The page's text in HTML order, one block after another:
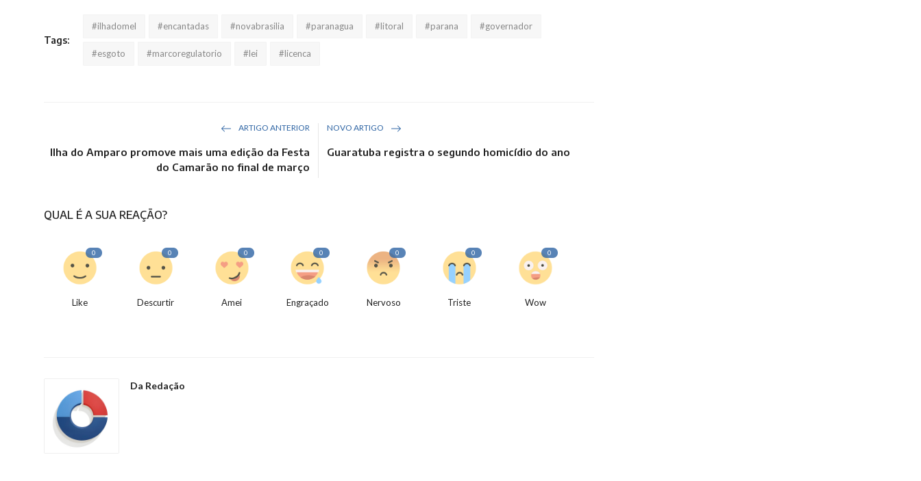
Tags:
#ilhadomel #encantadas #novabrasilia #paranagua #litoral #parana #governador
#esgoto #marcoregulatorio #lei #licenca
ARTIGO ANTERIOR
Ilha do Amparo promove mais uma edição da Festa
do Camarão no final de março
NOVO ARTIGO
Guaratuba registra o segundo homicídio do ano
QUAL É A SUA REAÇÃO?
0
Like
0
Descurtir
0
Amei
0
Engraçado
0
Nervoso
0
Triste
0
Wow
Da Redação